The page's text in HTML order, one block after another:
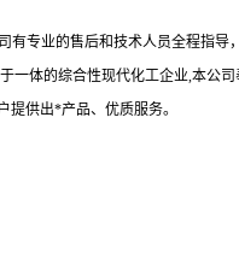
专业的售后和技术人员全程指导
一体的综合性现代化工企业,本公
供出*产品、优质服务。